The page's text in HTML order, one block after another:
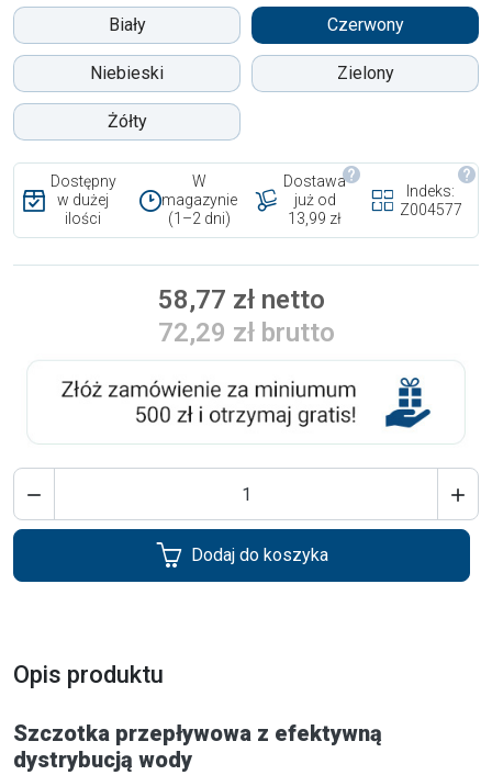
Biały
Czerwony
Niebieski Zielony
Żółty
Dostępny
w dużej
ilości
W
magazynie
(1–2 dni)
Dostawa
już od
13,99 zł
Indeks:
Z004577
58,77 zł netto
72,29 zł brutto
 
Dodaj do koszyka
Opis produktu
Szczotka przepływowa z efektywną
dystrybucją wody